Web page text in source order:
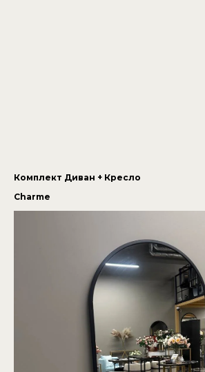
Комплект Диван + Кресло
Charme